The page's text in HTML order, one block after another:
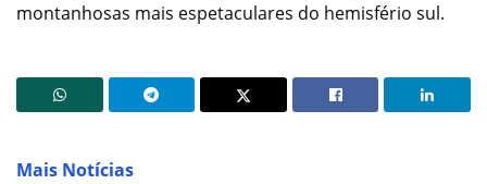
montanhosas mais espetaculares do hemisfério sul.
Mais Notícias